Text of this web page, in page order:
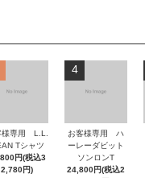
様専用 L.L.
Tシャツ
円(税込3
2,780円)
4
お客様専用 ハ
ーレーダビット
ソンロンT
24,800円(税込2